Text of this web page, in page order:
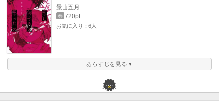
景山五月
巻 720pt
お気に入り：6人
あらすじを見る▼